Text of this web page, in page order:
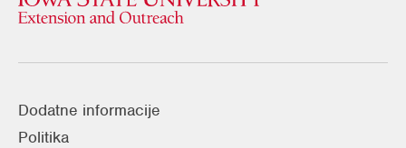
Dodatne informacije
Politika